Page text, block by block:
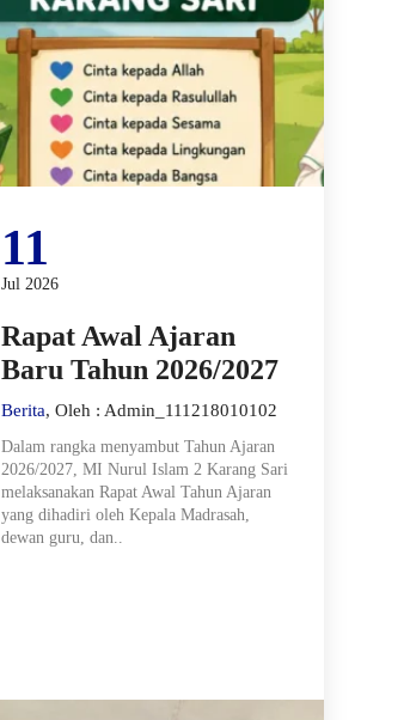
11
Jul 2026
Rapat Awal Ajaran
Baru Tahun 2026/2027
Berita, Oleh : Admin_111218010102
Dalam rangka menyambut Tahun Ajaran
2026/2027, MI Nurul Islam 2 Karang Sari
melaksanakan Rapat Awal Tahun Ajaran
yang dihadiri oleh Kepala Madrasah,
dewan guru, dan..